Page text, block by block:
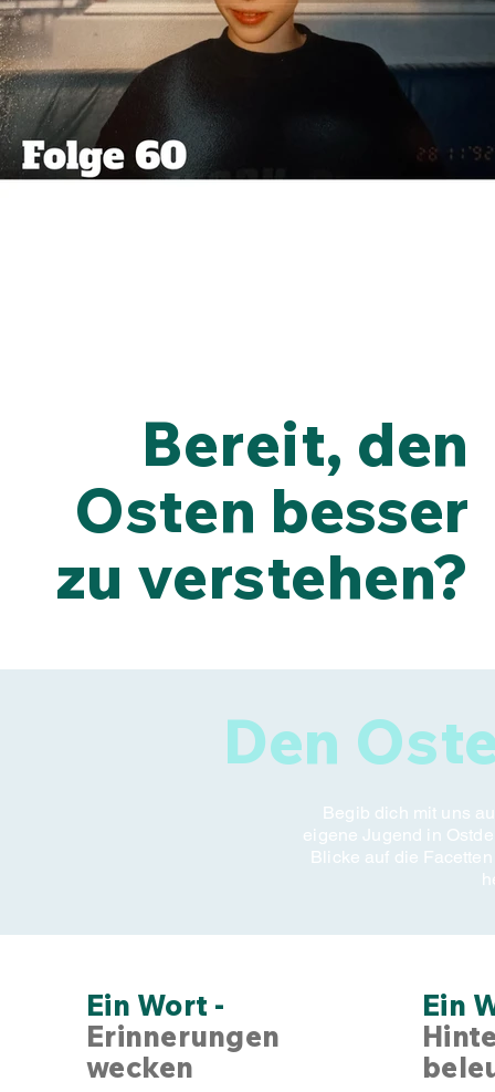
Bereit, den
Osten besser
zu verstehen?
Ein Wort -
Erinnerungen
wecken
Ein
Den
Begib dich mit uns
eigene Jugend in
Blicke auf die